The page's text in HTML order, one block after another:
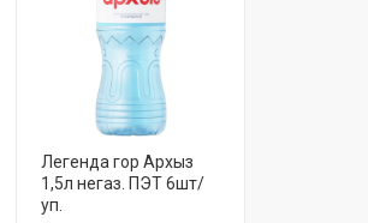
Легенда гор Архыз
1,5л негаз. ПЭТ 6шт/
уп.